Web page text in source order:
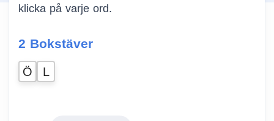
klicka på varje ord.
2 Bokstäver
Ö L